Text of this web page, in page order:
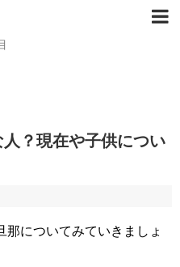
？現在や子供につい
についてみていきましょ